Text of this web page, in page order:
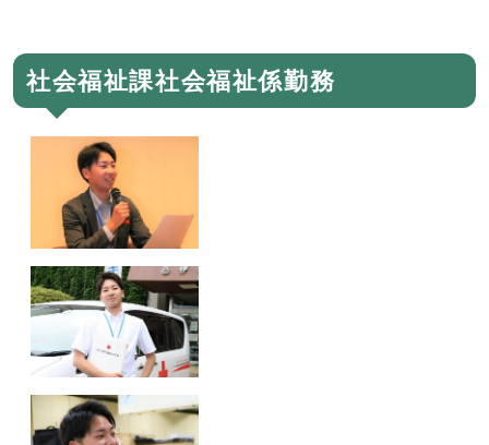
社会福祉課社会福祉係勤務